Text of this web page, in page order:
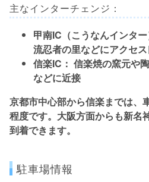
主なインターチェンジ：
甲南IC（こうなんインター
流忍者の里などにアクセ
信楽IC： 信楽焼の窯元や
などに近接
京都市中心部から信楽までは、
程度です。大阪方面からも新名
到着できます。
駐車場情報